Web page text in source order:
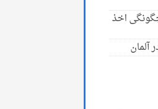
اخذ
آلمان